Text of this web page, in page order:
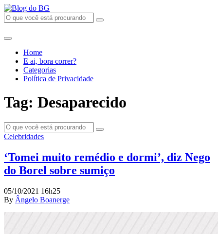
Home
E ai, bora correr?
Categorias
Política de Privacidade
Tag: Desaparecido
Celebridades
‘Tomei muito remédio e dormi’, diz Nego
do Borel sobre sumiço
05/10/2021 16h25
By Ângelo Boanerge